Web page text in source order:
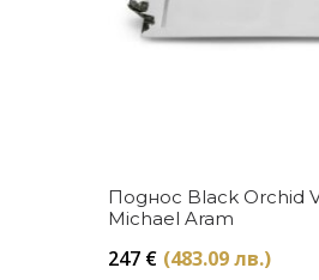
Купи
Поднос Black Orchid
Michael Aram
247 € (483.09 лв.)